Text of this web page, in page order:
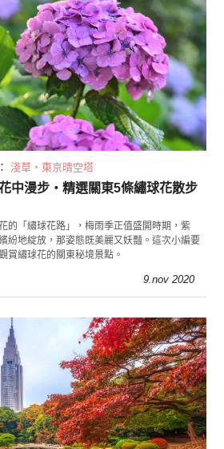
淺草・東京晴空塔
中漫步・精選關東5條繡球花散步
的「繡球花路」，梅雨季正值盛開時期，紫
紛地綻放，那姿態既美麗又妖豔。這次小編要
賞繡球花的關東秘境景點。
9.nov 2020